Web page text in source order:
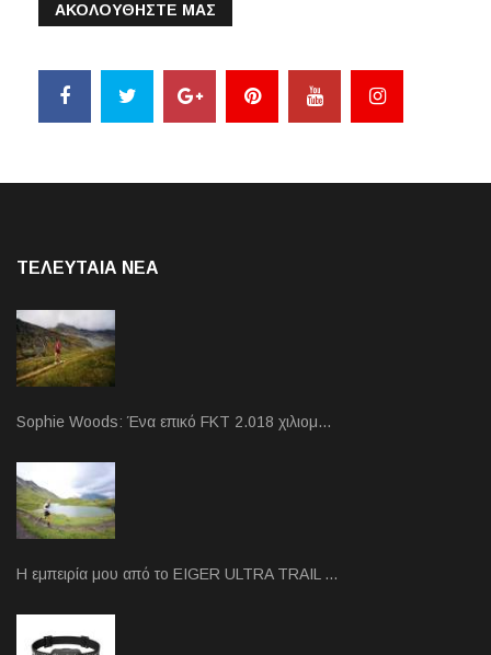
ΑΚΟΛΟΥΘΗΣΤΕ ΜΑΣ
ΤΕΛΕΥΤΑΙΑ NEA
Sophie Woods: Ένα επικό FKT 2.018 χιλιομ…
Η εμπειρία μου από το EIGER ULTRA TRAIL …